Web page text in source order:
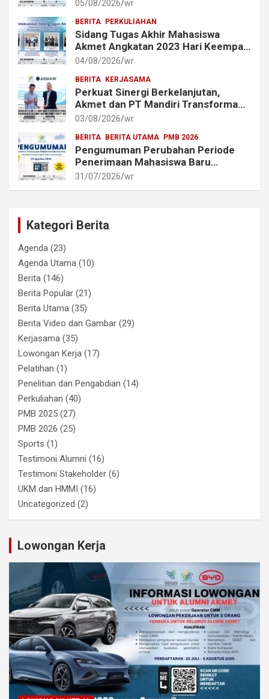
05/08/2026 wr
BERITA PERKULIAHAN
Sidang Tugas Akhir Mahasiswa
Akmet Angkatan 2023 Hari Keempat
dan Kelima Berlangsung Lancar
04/08/2026 wr
BERITA KERJASAMA
Perkuat Sinergi Berkelanjutan,
Akmet dan PT Mandiri Transforma
Global (MTG) Resmi Perpanjang
03/08/2026 wr
BERITA BERITA UTAMA PMB 2026
Pengumuman Perubahan Periode
Penerimaan Mahasiswa Baru
Akademi Metrologi dan
31/07/2026 wr
Kategori Berita
Agenda (23)
Agenda Utama (10)
Berita (146)
Berita Popular (21)
Berita Utama (35)
Berita Video dan Gambar (29)
Kerjasama (35)
Lowongan Kerja (17)
Pelatihan (1)
Penelitian dan Pengabdian (14)
Perkuliahan (40)
PMB 2025 (27)
PMB 2026 (25)
Sports (1)
Testimoni Alumni (16)
Testimoni Stakeholder (6)
UKM dan HMMI (16)
Uncategorized (2)
Lowongan Kerja